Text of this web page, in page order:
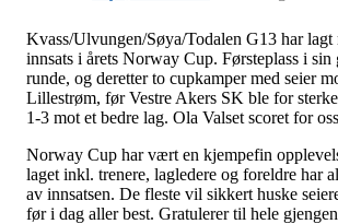
Kvass/Ulvungen/Søya/Todalen G13 har lagt
innsats i årets Norway Cup. Førsteplass i
runde, og deretter to cupkamper med seier
Lillestrøm, før Vestre Akers SK ble for
1-3 mot et bedre lag. Ola Valset scoret for
Norway Cup har vært en kjempefin
laget inkl. trenere, lagledere og foreldre har
av innsatsen. De fleste vil sikkert huske
før i dag aller best. Gratulerer til hele